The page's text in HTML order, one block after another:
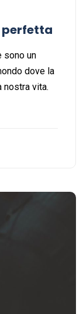
perfetta
sono un
dove la
nostra vita.